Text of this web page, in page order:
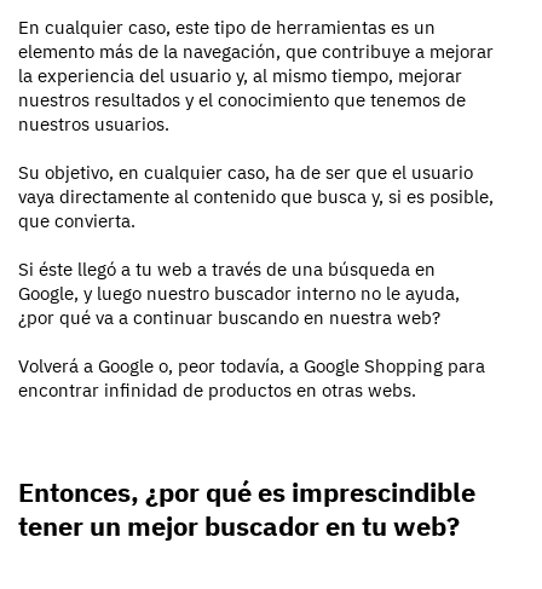
En cualquier caso, este tipo de herramientas es un
elemento más de la navegación, que contribuye a mejorar
la experiencia del usuario y, al mismo tiempo, mejorar
nuestros resultados y el conocimiento que tenemos de
nuestros usuarios.
Su objetivo, en cualquier caso, ha de ser que el usuario
vaya directamente al contenido que busca y, si es posible,
que convierta.
Si éste llegó a tu web a través de una búsqueda en
Google, y luego nuestro buscador interno no le ayuda,
¿por qué va a continuar buscando en nuestra web?
Volverá a Google o, peor todavía, a Google Shopping para
encontrar infinidad de productos en otras webs.
Entonces, ¿por qué es imprescindible
tener un mejor buscador en tu web?